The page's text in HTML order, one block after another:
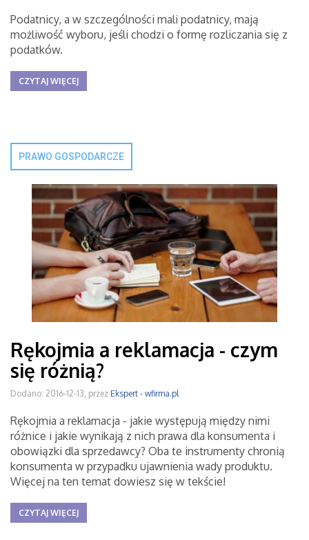
Podatnicy, a w szczególności mali podatnicy, mają
możliwość wyboru, jeśli chodzi o formę rozliczania się z
podatków.
CZYTAJ WIĘCEJ
PRAWO GOSPODARCZE
Rękojmia a reklamacja - czym
się różnią?
Dodano: 2016-12-13, przez Ekspert - wfirma.pl
Rękojmia a reklamacja - jakie występują między nimi
różnice i jakie wynikają z nich prawa dla konsumenta i
obowiązki dla sprzedawcy? Oba te instrumenty chronią
konsumenta w przypadku ujawnienia wady produktu.
Więcej na ten temat dowiesz się w tekście!
CZYTAJ WIĘCEJ